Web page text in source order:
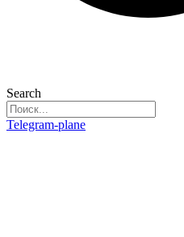
Search
Telegram-plane